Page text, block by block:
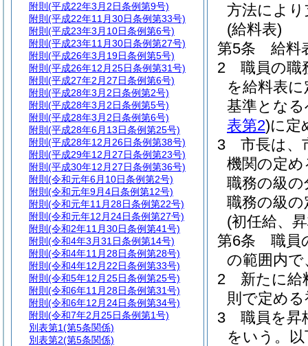
方法によ
(給料表)
第5条
給料
2
職員の職
を給料表
基準とな
表第2)に定
3
市長は、
機関の定
職務の級
職務の級
(初任給、
第6条
職員
の範囲内
2
新たに給
則で定め
3
職員を昇
をいう。
附則 (平成22年3月2日条例第9号)
附則 (平成22年11月30日条例第33号)
附則 (平成23年3月10日条例第6号)
附則 (平成23年11月30日条例第27号)
附則 (平成26年3月19日条例第5号)
附則 (平成26年12月25日条例第31号)
附則 (平成27年2月27日条例第6号)
附則 (平成28年3月2日条例第2号)
附則 (平成28年3月2日条例第5号)
附則 (平成28年3月2日条例第6号)
附則 (平成28年6月13日条例第25号)
附則 (平成28年12月26日条例第38号)
附則 (平成29年12月27日条例第23号)
附則 (平成30年12月27日条例第36号)
附則 (令和元年6月10日条例第2号)
附則 (令和元年9月4日条例第12号)
附則 (令和元年11月28日条例第22号)
附則 (令和元年12月24日条例第27号)
附則 (令和2年11月30日条例第41号)
附則 (令和4年3月31日条例第14号)
附則 (令和4年11月28日条例第28号)
附則 (令和4年12月22日条例第33号)
附則 (令和5年12月25日条例第25号)
附則 (令和6年11月28日条例第31号)
附則 (令和6年12月24日条例第34号)
附則 (令和7年2月25日条例第1号)
別表第1(第5条関係)
別表第2(第5条関係)